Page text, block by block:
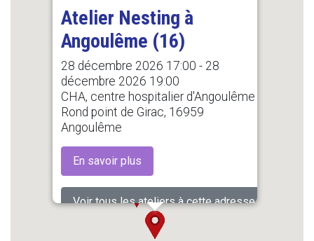
Atelier Nesting à
Angoulême (16)
28 décembre 2026 17:00 - 28
décembre 2026 19:00
CHA, centre hospitalier d'Angoulême
Rond point de Girac, 16959
Angoulême
En savoir plus
Voir tous les ateliers à cette adresse